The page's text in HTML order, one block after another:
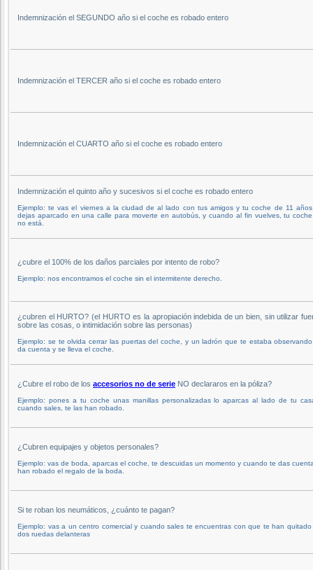
Indemnización el SEGUNDO año si el coche es robado entero
Indemnización el TERCER año si el coche es robado entero
Indemnización el CUARTO año si el coche es robado entero
Indemnización el quinto año y sucesivos si el coche es robado entero
Ejemplo: te vas el viernes a la ciudad de al lado con tus amigos y tu coche de 11
dejas aparcado en una calle para moverte en autobús, y cuando al fin vuelves, tu
no está.
¿cubre el 100% de los daños parciales por intento de robo?
Ejemplo: nos encontramos el coche sin el intermitente derecho.
¿cubren el HURTO? (el HURTO es la apropiación indebida de un bien, sin utilizar
sobre las cosas, o intimidación sobre las personas)
Ejemplo: se te olvida cerrar las puertas del coche, y un ladrón que te estaba
da cuenta y se lleva el coche.
¿Cubre el robo de los accesorios no de serie NO declararos en la póliza?
Ejemplo: pones a tu coche unas manillas personalizadas lo aparcas al lado de tu
cuando sales, te las han robado.
¿Cubren equipajes y objetos personales?
Ejemplo: vas de boda, aparcas el coche, te descuidas un momento y cuando te das
han robado el regalo de la boda.
Si te roban los neumáticos, ¿cuánto te pagan?
Ejemplo: vas a un centro comercial y cuando sales te encuentras con que te han quitado
dos ruedas delanteras